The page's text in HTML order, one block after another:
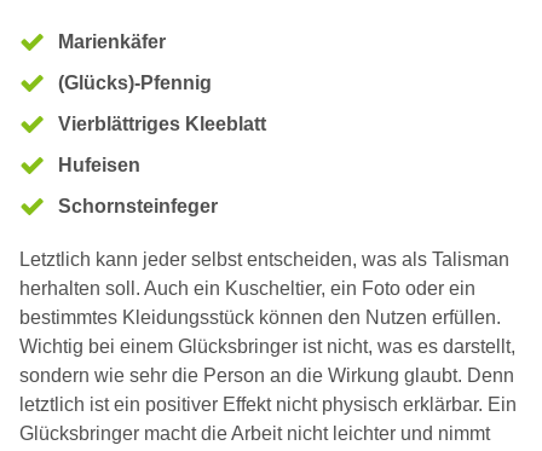
Marienkäfer
(Glücks)-Pfennig
Vierblättriges Kleeblatt
Hufeisen
Schornsteinfeger
Letztlich kann jeder selbst entscheiden, was als Talisman
herhalten soll. Auch ein Kuscheltier, ein Foto oder ein
bestimmtes Kleidungsstück können den Nutzen erfüllen.
Wichtig bei einem Glücksbringer ist nicht, was es darstellt,
sondern wie sehr die Person an die Wirkung glaubt. Denn
letztlich ist ein positiver Effekt nicht physisch erklärbar. Ein
Glücksbringer macht die Arbeit nicht leichter und nimmt